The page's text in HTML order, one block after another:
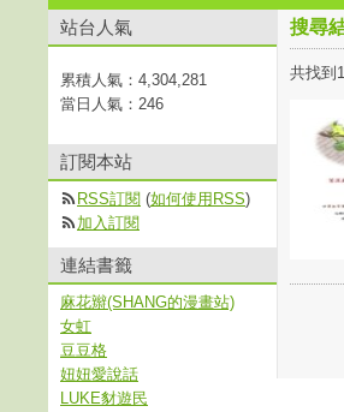
搜尋
共找到
站台人氣
累積人氣： 4,304,281
當日人氣： 246
訂閱本站
RSS訂閱 (如何使用RSS)
加入訂閱
連結書籤
麻花辮(SHANG的漫畫站)
女虹
豆豆格
妞妞愛說話
LUKE豺遊民